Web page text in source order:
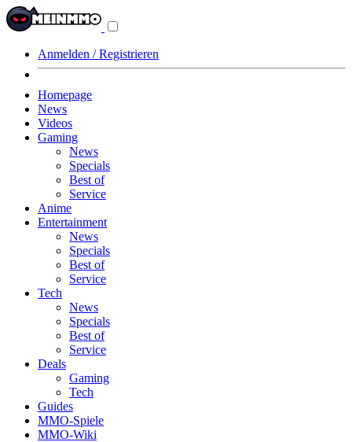
Anmelden / Registrieren
Homepage
News
Videos
Gaming
News
Specials
Best of
Service
Anime
Entertainment
News
Specials
Best of
Service
Tech
News
Specials
Best of
Service
Deals
Gaming
Tech
Guides
MMO-Spiele
MMO-Wiki